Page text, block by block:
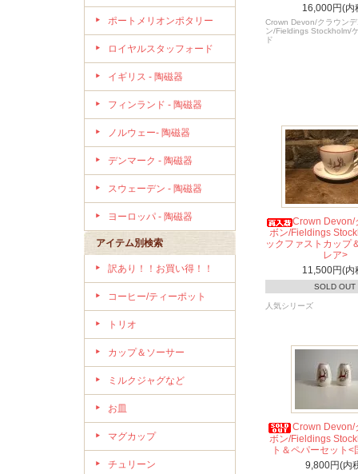
ポートメリオンポタリー
ロイヤルスタッフォード
イギリス - 陶磁器
フィンランド - 陶磁器
ノルウェー- 陶磁器
デンマーク - 陶磁器
スウェーデン - 陶磁器
ヨーロッパ - 陶磁器
アイテム別検索
訳あり！！お買い得！！
コーヒー/ティーポット
トリオ
カップ＆ソーサー
ミルクジャグなど
お皿
マグカップ
チュリーン
16,000円(内
Crown Devon/クラウンデ
ン/Fieldings Stockholm/
ド
Crown Devon/
ボン/Fieldings
ックファストカップ
レア>
11,500円(内
SOLD OUT
人気シリーズ
Crown Devon/
ボン/Fieldings
ト＆ペパーセット<
9,800円(内